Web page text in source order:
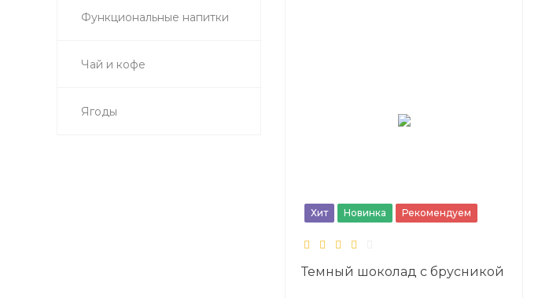
Функциональные напитки
Чай и кофе
Ягоды
Хит Новинка Рекомендуем
Темный шоколад с брусникой